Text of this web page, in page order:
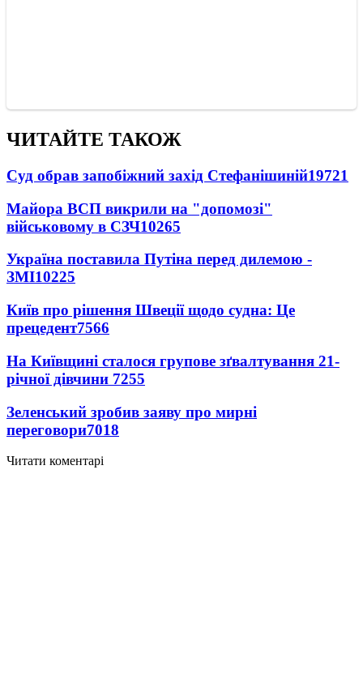
ЧИТАЙТЕ ТАКОЖ
Суд обрав запобіжний захід Стефанішиній19721
Майора ВСП викрили на "допомозі"
військовому в СЗЧ10265
Україна поставила Путіна перед дилемою -
ЗМІ10225
Київ про рішення Швеції щодо судна: Це
прецедент7566
На Київщині сталося групове зґвалтування 21-
річної дівчини 7255
Зеленський зробив заяву про мирні
переговори7018
Читати коментарі